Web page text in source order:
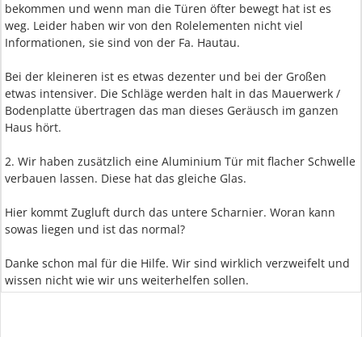
bekommen und wenn man die Türen öfter bewegt hat ist es
weg. Leider haben wir von den Rolelementen nicht viel
Informationen, sie sind von der Fa. Hautau.
Bei der kleineren ist es etwas dezenter und bei der Großen
etwas intensiver. Die Schläge werden halt in das Mauerwerk /
Bodenplatte übertragen das man dieses Geräusch im ganzen
Haus hört.
2. Wir haben zusätzlich eine Aluminium Tür mit flacher Schwelle
verbauen lassen. Diese hat das gleiche Glas.
Hier kommt Zugluft durch das untere Scharnier. Woran kann
sowas liegen und ist das normal?
Danke schon mal für die Hilfe. Wir sind wirklich verzweifelt und
wissen nicht wie wir uns weiterhelfen sollen.